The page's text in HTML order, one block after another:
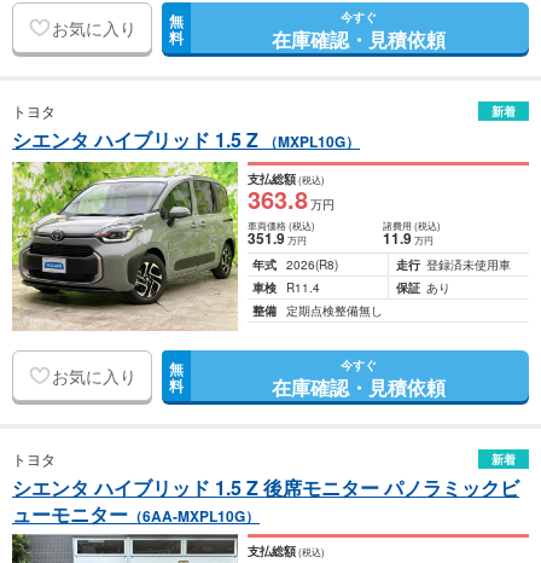
お気に入り 無
料
今すぐ
在庫確認・見積依頼
トヨタ 新着
シエンタ ハイブリッド 1.5 Z （MXPL10G）
支払総額(税込)
363.8万円
車両価格(税込)
351.9万円
諸費用 (税込)
11.9 万円
年式 2026(R8) 走行 登録済未使用車
車検
R11.4 保証 あり
整備 定期点検整備無し
お気に入り 無
料
今すぐ
在庫確認・見積依頼
トヨタ 新着
シエンタ ハイブリッド 1.5 Z 後席モニター パノラミックビ
ューモニター （6AA-MXPL10G）
支払総額(税込)